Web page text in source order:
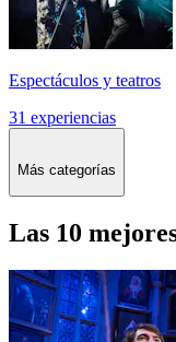
Espectáculos y teatros
31 experiencias
Más categorías
Las 10